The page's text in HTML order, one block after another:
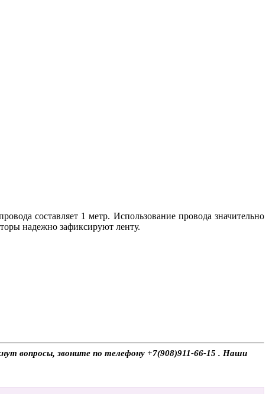
составляет 1 метр. Использование провода значительно
надежно зафиксируют ленту.
вопросы, звоните по телефону +7(908)911-66-15 . Наши